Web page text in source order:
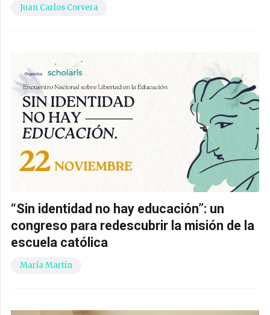
Juan Carlos Corvera
“Sin identidad no hay educación”: un
congreso para redescubrir la misión de la
escuela católica
María Martín